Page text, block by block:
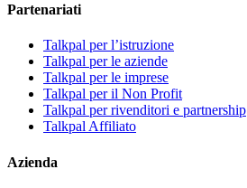
Partenariati
Talkpal per l’istruzione
Talkpal per le aziende
Talkpal per le imprese
Talkpal per il Non Profit
Talkpal per rivenditori e partnership
Talkpal Affiliato
Azienda